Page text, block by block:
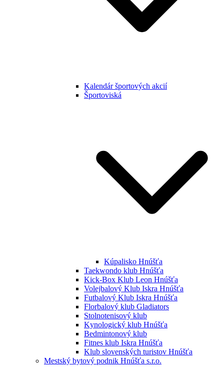
Kalendár športových akcií
Športoviská
Kúpalisko Hnúšťa
Taekwondo klub Hnúšťa
Kick-Box Klub Leon Hnúšťa
Volejbalový Klub Iskra Hnúšťa
Futbalový Klub Iskra Hnúšťa
Florbalový klub Gladiators
Stolnotenisový klub
Kynologický klub Hnúšťa
Bedmintonový klub
Fitnes klub Iskra Hnúšťa
Klub slovenských turistov Hnúšťa
Mestský bytový podnik Hnúšťa s.r.o.